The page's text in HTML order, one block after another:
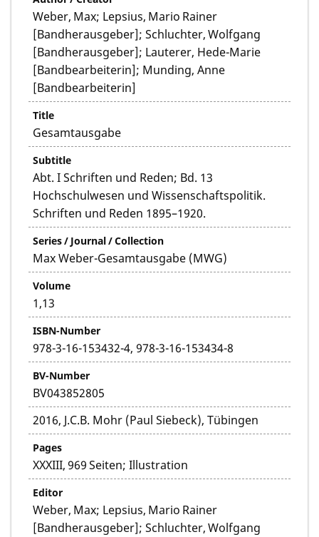
Weber, Max; Lepsius, Mario Rainer
[Bandherausgeber]; Schluchter, Wolfgang
[Bandherausgeber]; Lauterer, Hede-Marie
[Bandbearbeiterin]; Munding, Anne
[Bandbearbeiterin]
Title
Gesamtausgabe
Subtitle
Abt. I Schriften und Reden; Bd. 13
Hochschulwesen und Wissenschaftspolitik.
Schriften und Reden 1895–1920.
Series / Journal / Collection
Max Weber-Gesamtausgabe (MWG)
Volume
1,13
ISBN-Number
978-3-16-153432-4, 978-3-16-153434-8
BV-Number
BV043852805
2016, J.C.B. Mohr (Paul Siebeck), Tübingen
Pages
XXXIII, 969 Seiten; Illustration
Editor
Weber, Max; Lepsius, Mario Rainer
[Bandherausgeber]; Schluchter, Wolfgang